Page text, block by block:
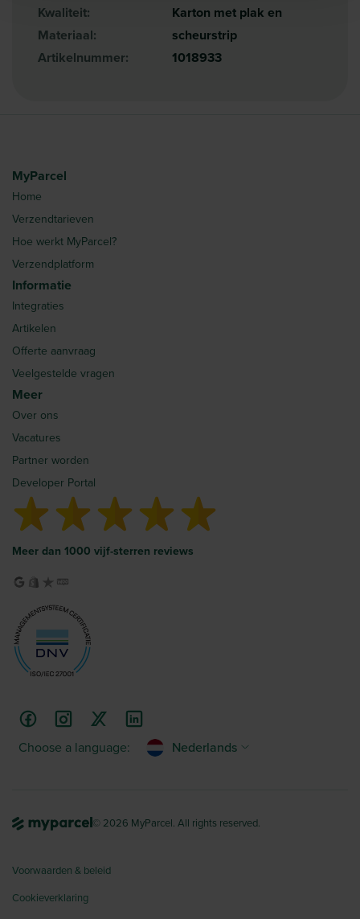
Kwaliteit:
Materiaal:
Artikelnummer:
Karton met plak en
scheurstrip
1018933
MyParcel
Home
Verzendtarieven
Hoe werkt MyParcel?
Verzendplatform
Informatie
Integraties
Artikelen
Offerte aanvraag
Veelgestelde vragen
Meer
Over ons
Vacatures
Partner worden
Developer Portal
Meer dan 1000 vijf-sterren reviews
Choose a language: Nederlands
© 2026 MyParcel. All rights reserved.
Voorwaarden & beleid
Cookieverklaring